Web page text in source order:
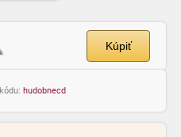
Kúpiť
hudobnecd